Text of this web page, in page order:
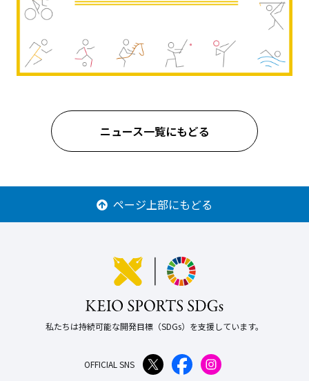
ニュース一覧にもどる
ページ上部にもどる
私たちは持続可能な開発目標（SDGs）を支援しています。
OFFICIAL SNS